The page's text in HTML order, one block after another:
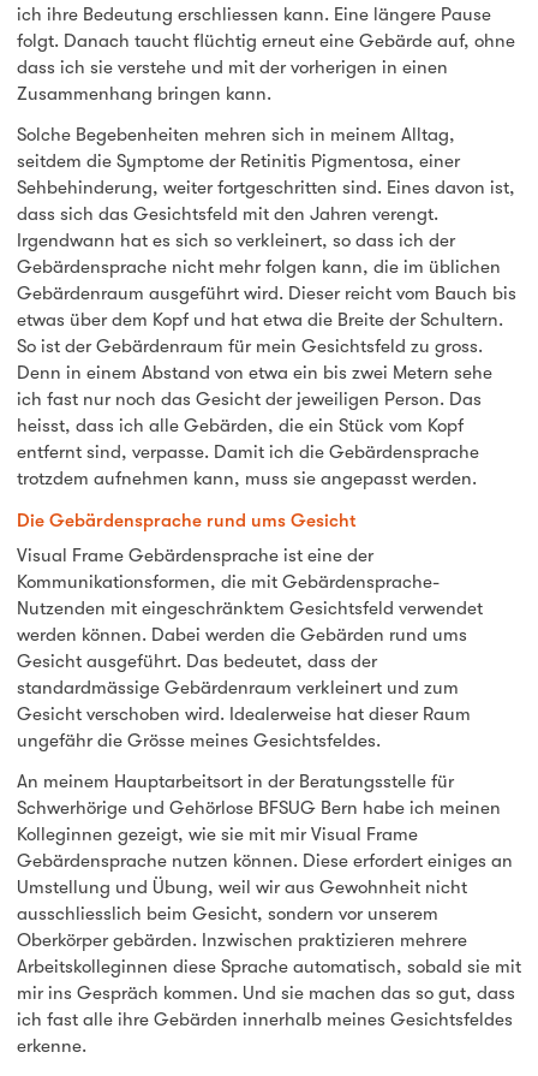
ich ihre Bedeutung erschliessen kann. Eine längere Pause
folgt. Danach taucht flüchtig erneut eine Gebärde auf, ohne
dass ich sie verstehe und mit der vorherigen in einen
Zusammenhang bringen kann.
Solche Begebenheiten mehren sich in meinem Alltag,
seitdem die Symptome der Retinitis Pigmentosa, einer
Sehbehinderung, weiter fortgeschritten sind. Eines davon ist,
dass sich das Gesichtsfeld mit den Jahren verengt.
Irgendwann hat es sich so verkleinert, so dass ich der
Gebärdensprache nicht mehr folgen kann, die im üblichen
Gebärdenraum ausgeführt wird. Dieser reicht vom Bauch bis
etwas über dem Kopf und hat etwa die Breite der Schultern.
So ist der Gebärdenraum für mein Gesichtsfeld zu gross.
Denn in einem Abstand von etwa ein bis zwei Metern sehe
ich fast nur noch das Gesicht der jeweiligen Person. Das
heisst, dass ich alle Gebärden, die ein Stück vom Kopf
entfernt sind, verpasse. Damit ich die Gebärdensprache
trotzdem aufnehmen kann, muss sie angepasst werden.
Die Gebärdensprache rund ums Gesicht
Visual Frame Gebärdensprache ist eine der
Kommunikationsformen, die mit Gebärdensprache-
Nutzenden mit eingeschränktem Gesichtsfeld verwendet
werden können. Dabei werden die Gebärden rund ums
Gesicht ausgeführt. Das bedeutet, dass der
standardmässige Gebärdenraum verkleinert und zum
Gesicht verschoben wird. Idealerweise hat dieser Raum
ungefähr die Grösse meines Gesichtsfeldes.
An meinem Hauptarbeitsort in der Beratungsstelle für
Schwerhörige und Gehörlose BFSUG Bern habe ich meinen
Kolleginnen gezeigt, wie sie mit mir Visual Frame
Gebärdensprache nutzen können. Diese erfordert einiges an
Umstellung und Übung, weil wir aus Gewohnheit nicht
ausschliesslich beim Gesicht, sondern vor unserem
Oberkörper gebärden. Inzwischen praktizieren mehrere
Arbeitskolleginnen diese Sprache automatisch, sobald sie mit
mir ins Gespräch kommen. Und sie machen das so gut, dass
ich fast alle ihre Gebärden innerhalb meines Gesichtsfeldes
erkenne.